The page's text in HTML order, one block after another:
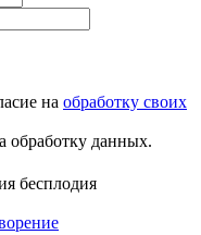
на обработку своих
обработку данных.
бесплодия